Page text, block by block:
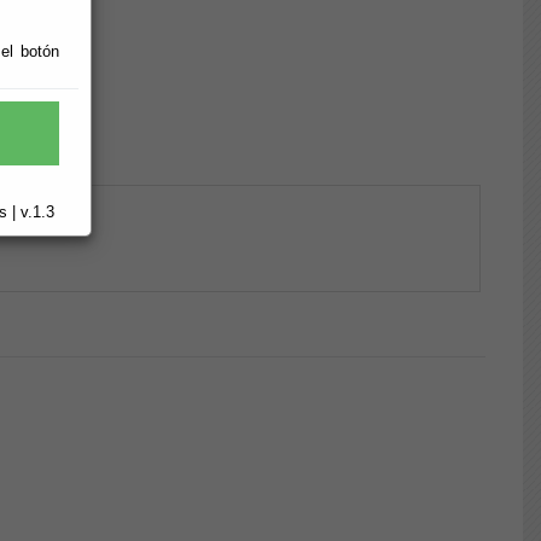
botón
| v.1.3